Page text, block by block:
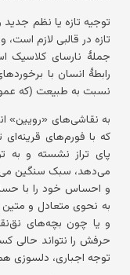
توجیه تازه یا نظم
تازه در قالبی لازم است،
جملهٔ نارسای کلاسیک
رابطهٔ انسان با
نسبت به طبیعت (که
به نقاشی‌های «رویین»
که با فورم‌های قرینه‌ای
پای تراز نشسته و
می‌دهد، سبک سنگین
و احساس خود را با
به نحوی متعادل و
و یا چون بچه‌های
حرفش را نتواند
توجه اجباری، دلسوزی